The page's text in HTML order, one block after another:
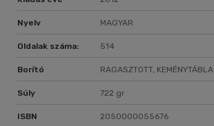
Nyelv MAGYAR
Oldalak száma: 514
Borító RAGASZTOTT, KEMÉNYTÁBLA
Súly 722 gr
ISBN 2050000055676